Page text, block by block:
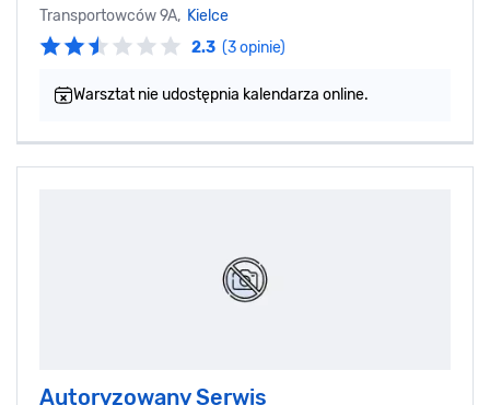
Transportowców 9A, Kielce
2.3 (3 opinie)
Warsztat nie udostępnia kalendarza online.
Autoryzowany Serwis